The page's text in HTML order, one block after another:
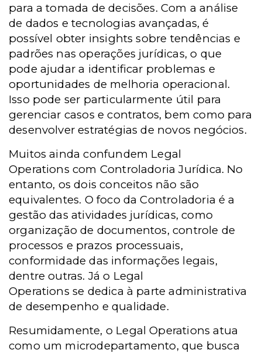
para a tomada de decisões. Com a análise
de dados e tecnologias avançadas, é
possível obter insights sobre tendências e
padrões nas operações jurídicas, o que
pode ajudar a identificar problemas e
oportunidades de melhoria operacional.
Isso pode ser particularmente útil para
gerenciar casos e contratos, bem como para
desenvolver estratégias de novos negócios.
Muitos ainda confundem Legal
Operations com Controladoria Jurídica. No
entanto, os dois conceitos não são
equivalentes. O foco da Controladoria é a
gestão das atividades jurídicas, como
organização de documentos, controle de
processos e prazos processuais,
conformidade das informações legais,
dentre outras. Já o Legal
Operations se dedica à parte administrativa
de desempenho e qualidade.
Resumidamente, o Legal Operations atua
como um microdepartamento, que busca